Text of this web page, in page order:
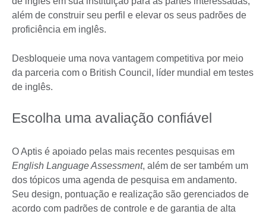
além de construir seu perfil e elevar os seus padrões de
proficiência em inglês.
Desbloqueie uma nova vantagem competitiva por meio
da parceria com o British Council, líder mundial em testes
de inglês.
Escolha uma avaliação confiável
O Aptis é apoiado pelas mais recentes pesquisas em
English Language Assessment, além de ser também um
dos tópicos uma agenda de pesquisa em andamento.
Seu design, pontuação e realização são gerenciados de
acordo com padrões de controle e de garantia de alta